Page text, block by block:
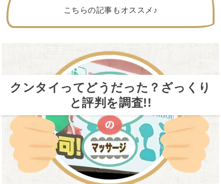
クンタイってどうだった？ざっくり
と評判を調査!!
こちらの記事もオススメ♪